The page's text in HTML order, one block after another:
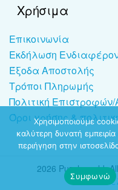
Χρήσιμα
Επικοινωνία
Εκδήλωση
Έξοδα Αποστολής
Τρόποι Πληρωμής
Πολιτική
Όροι χρήσης &
2026 Puzzleworld.
Χρησιμοποιούμε
καλύτερη δυνατή
περιήγηση στην
Συμφωνώ